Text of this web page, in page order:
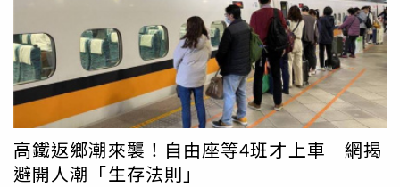
車與救護車陸續抵達現場處理。鐵警於晚間11時3分完成現
場蒐證，約11時30分該列車駛離，恢復雙向通行。◎勇敢
求救並非弱者，您的痛苦有人願意傾聽，請撥打1995◎如
果您覺得痛苦、似乎沒有出路，您並不孤單，請撥打1925
高鐵返鄉潮來襲！自由座等4班才上車 網揭
避開人潮「生存法則」